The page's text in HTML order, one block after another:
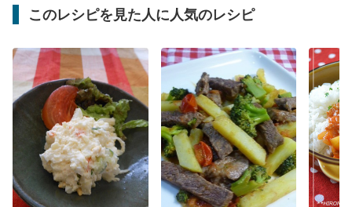
このレシピを見た人に人気のレシピ